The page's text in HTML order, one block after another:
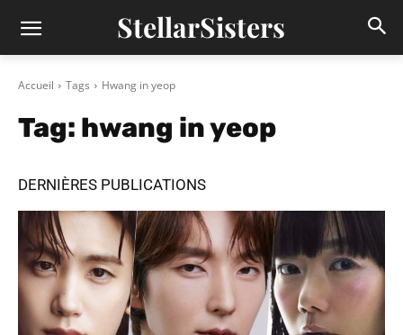
StellarSisters
Accueil Tags Hwang in yeop
Tag: hwang in yeop
DERNIÈRES PUBLICATIONS